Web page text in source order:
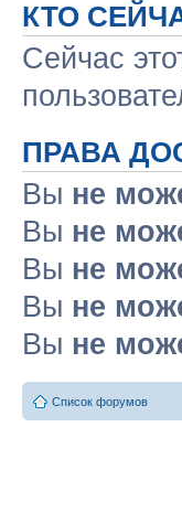
КТО
Сейчас
ПРАВА
Вы не
Вы не
Вы не
Вы не
Вы не
Список форумов